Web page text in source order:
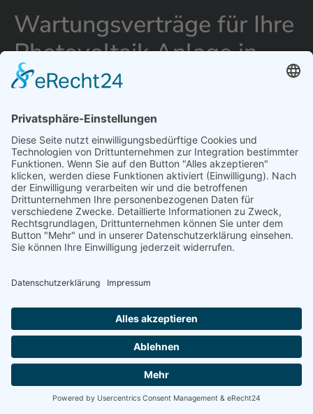
Wartungsverträge für Ihre
Photovoltaik Anlage in
Esslingen am Neckar -
Energetische Sanierung
Bayern
Vom Basisschutz bis hin zur Live-
Überwachung
Willkommen bei Energetische Sanierung Bayern!
Schützen und optimieren Sie Ihre Photovoltaikanlage
mit unseren maßgeschneiderten Wartungsverträgen.
Wir bieten Ihnen drei unterschiedliche Wartungspakete,
der grundlegenden Sicherheit bis hin zur umfassenden
100% kostenloses Erstgespräch